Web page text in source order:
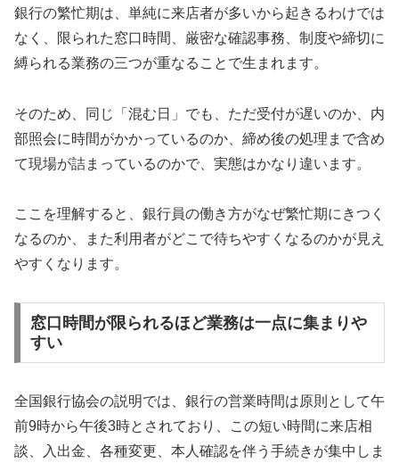
銀行の繁忙期は、単純に来店者が多いから起きるわけでは
なく、限られた窓口時間、厳密な確認事務、制度や締切に
縛られる業務の三つが重なることで生まれます。
そのため、同じ「混む日」でも、ただ受付が遅いのか、内
部照会に時間がかかっているのか、締め後の処理まで含め
て現場が詰まっているのかで、実態はかなり違います。
ここを理解すると、銀行員の働き方がなぜ繁忙期にきつく
なるのか、また利用者がどこで待ちやすくなるのかが見え
やすくなります。
窓口時間が限られるほど業務は一点に集まりや
すい
全国銀行協会の説明では、銀行の営業時間は原則として午
前9時から午後3時とされており、この短い時間に来店相
談、入出金、各種変更、本人確認を伴う手続きが集中しま